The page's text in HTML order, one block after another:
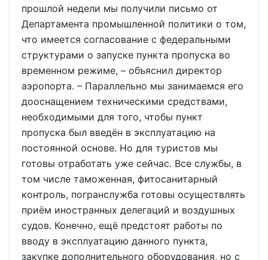
прошлой недели мы получили письмо от
Департамента промышленной политики о том,
что имеется согласование с федеральными
структурами о запуске пункта пропуска во
временном режиме, – объяснил директор
аэропорта. – Параллельно мы занимаемся его
дооснащением техническими средствами,
необходимыми для того, чтобы пункт
пропуска был введён в эксплуатацию на
постоянной основе. Но для туристов мы
готовы отработать уже сейчас. Все службы, в
том числе таможенная, фитосанитарный
контроль, погранслужба готовы осуществлять
приём иностранных делегаций и воздушных
судов. Конечно, ещё предстоят работы по
вводу в эксплуатацию данного пункта,
закупке дополнительного оборудования, но с